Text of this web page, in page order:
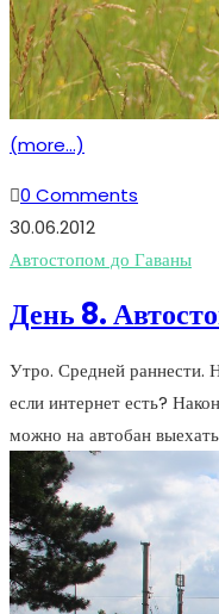
(more…)
0 Comments
30.06.2012
Автостопом до Гаваны
День 8.
Утро. Средней раннести.
если интернет есть?
можно на автобан